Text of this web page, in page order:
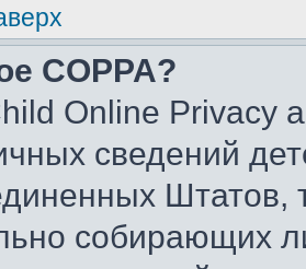
COPPA?
Online Privacy
сведений
Штатов,
собирающих